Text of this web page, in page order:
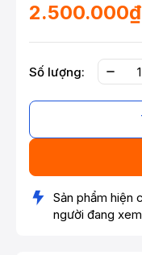
2.500.000₫
Số lượng:
Sản phẩm hiện
người đang